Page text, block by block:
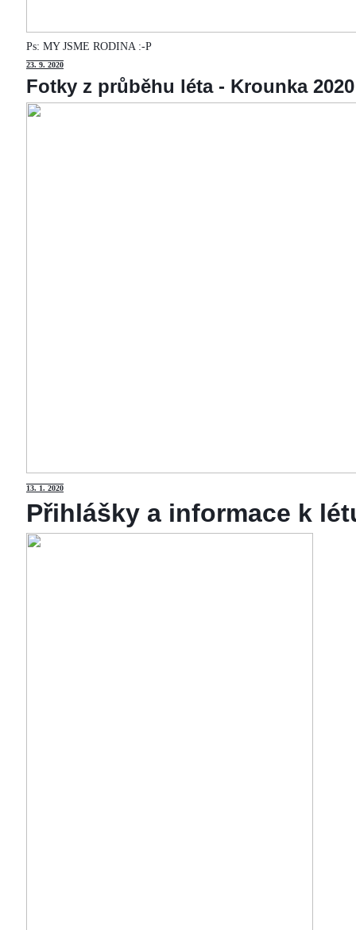
Ps: MY JSME RODINA :-P
23. 9. 2020
Fotky z průběhu léta - Krounka
13. 1. 2020
Přihlášky a informace k